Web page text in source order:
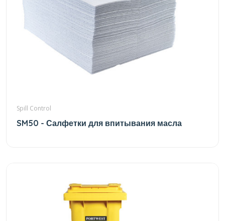
Spill Control
SM50 - Салфетки для впитывания масла